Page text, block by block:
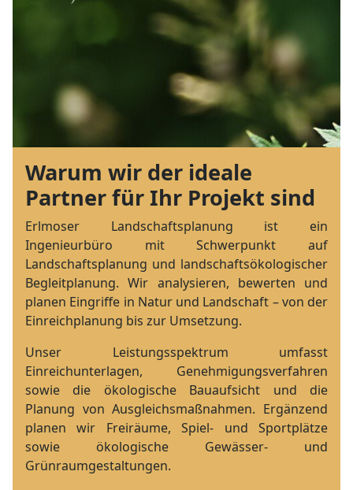
Warum wir der ideale
Partner für Ihr Projekt sind
Erlmoser Landschaftsplanung ist ein
Ingenieurbüro mit Schwerpunkt auf
Landschaftsplanung und landschaftsökologischer
Begleitplanung. Wir analysieren, bewerten und
planen Eingriffe in Natur und Landschaft – von der
Einreichplanung bis zur Umsetzung.
Unser Leistungsspektrum umfasst
Einreichunterlagen, Genehmigungsverfahren
sowie die ökologische Bauaufsicht und die
Planung von Ausgleichsmaßnahmen. Ergänzend
planen wir Freiräume, Spiel- und Sportplätze
sowie ökologische Gewässer- und
Grünraumgestaltungen.